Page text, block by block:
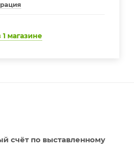
1 магазине
счёт по выставленному